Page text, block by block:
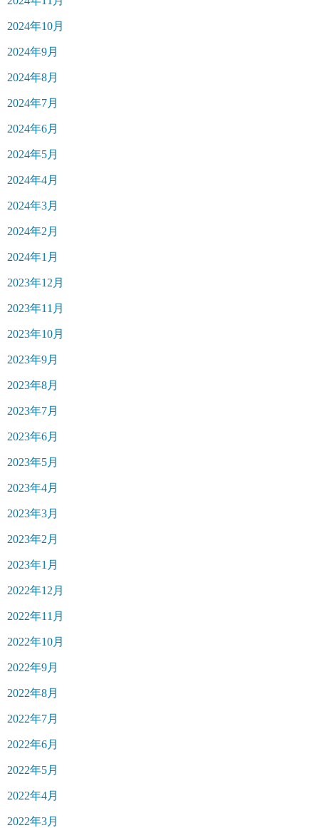
2024年10月
2024年9月
2024年8月
2024年7月
2024年6月
2024年5月
2024年4月
2024年3月
2024年2月
2024年1月
2023年12月
2023年11月
2023年10月
2023年9月
2023年8月
2023年7月
2023年6月
2023年5月
2023年4月
2023年3月
2023年2月
2023年1月
2022年12月
2022年11月
2022年10月
2022年9月
2022年8月
2022年7月
2022年6月
2022年5月
2022年4月
2022年3月